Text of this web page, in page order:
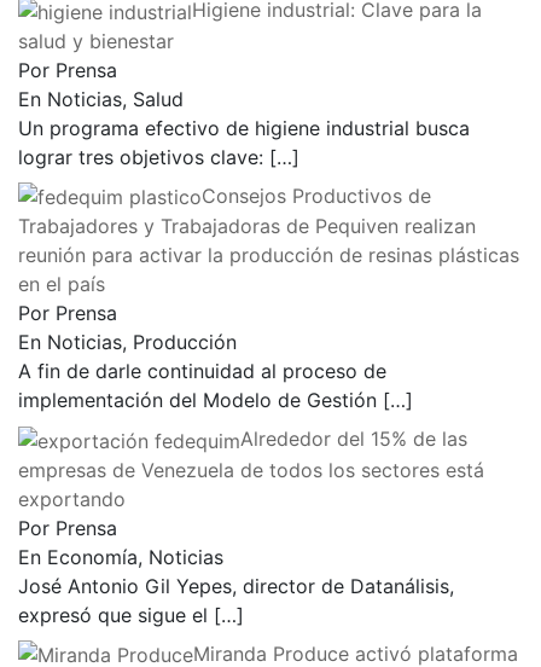
Higiene industrial: Clave para la
salud y bienestar
Por Prensa
En Noticias, Salud
Un programa efectivo de higiene industrial busca
lograr tres objetivos clave: […]
Consejos Productivos de
Trabajadores y Trabajadoras de Pequiven realizan
reunión para activar la producción de resinas plásticas
en el país
Por Prensa
En Noticias, Producción
A fin de darle continuidad al proceso de
implementación del Modelo de Gestión […]
Alrededor del 15% de las
empresas de Venezuela de todos los sectores está
exportando
Por Prensa
En Economía, Noticias
José Antonio Gil Yepes, director de Datanálisis,
expresó que sigue el […]
Miranda Produce activó plataforma